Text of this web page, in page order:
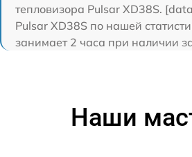
тепловизора Pulsar XD38S.
Pulsar XD38S по нашей
занимает 2 часа при наличии
Наши